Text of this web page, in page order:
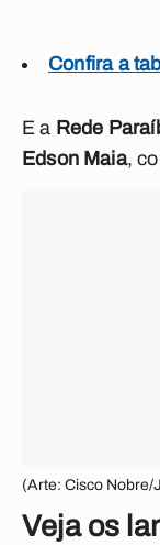
Confira a
E a Rede
Edson Maia,
(Arte: Cisco Nobre/
Veja os